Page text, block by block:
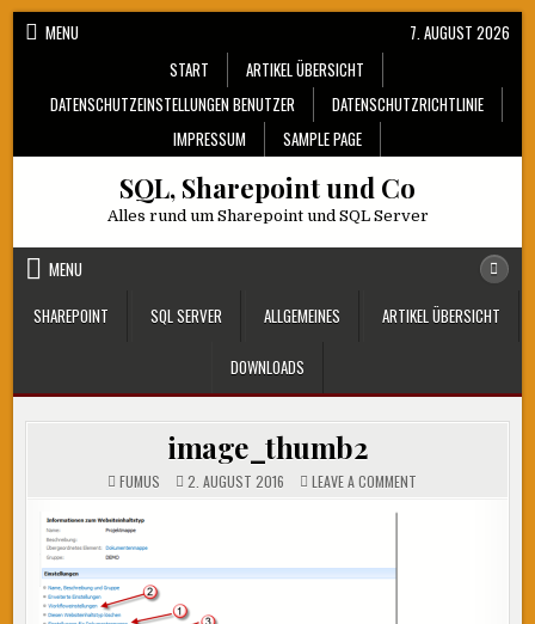
Skip
MENU
START
ARTIKEL ÜBERSICHT
DATENSCHUTZEINSTELLUNGEN BENUTZER
DATENSCHUTZRICHTLINIE
IMPRESSUM
SAMPLE PAGE
7. AUGUST 2026
SQL, Sharepoint und Co
Alles rund um Sharepoint und SQL Server
MENU
SHAREPOINT
SQL SERVER ALLGEMEINES ARTIKEL ÜBERSICHT
DOWNLOADS
image_thumb2
FUMUS 2. AUGUST 2016 LEAVE A COMMENTON